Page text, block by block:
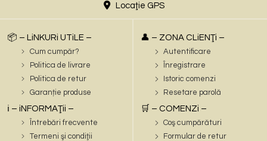
Locaţie GPS
📦 – LiNKURi UTiLE –
Cum cumpăr?
Politica de livrare
Politica de retur
Garanție produse
ℹ️ – iNFORMAŢii –
Întrebări frecvente
Termeni şi condiţii
👤 – ZONA CLiENŢi –
Autentificare
Înregistrare
Istoric comenzi
Resetare parolă
🛒 – COMENZi –
Coş cumpărături
Formular de retur